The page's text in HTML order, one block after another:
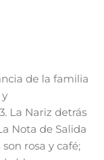
de la familia
La Nariz detrás
Nota de Salida
rosa y café;